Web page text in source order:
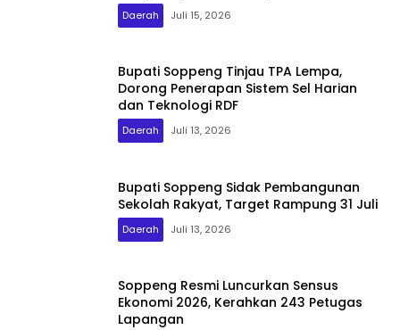
Daerah Juli 15, 2026
Bupati Soppeng Tinjau TPA Lempa,
Dorong Penerapan Sistem Sel Harian
dan Teknologi RDF
Daerah Juli 13, 2026
Bupati Soppeng Sidak Pembangunan
Sekolah Rakyat, Target Rampung 31 Juli
Daerah Juli 13, 2026
Soppeng Resmi Luncurkan Sensus
Ekonomi 2026, Kerahkan 243 Petugas
Lapangan